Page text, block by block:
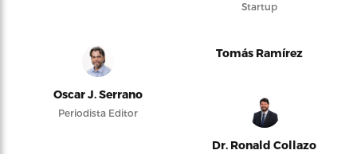
Startup
Oscar J. Serrano
Periodista Editor
Tomás Ramírez
Dr. Ronald Collazo